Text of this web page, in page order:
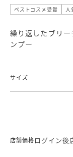
ベストコスメ受賞 人
繰り返したブリ
ンプー
サイズ
店舗価格ログイン後